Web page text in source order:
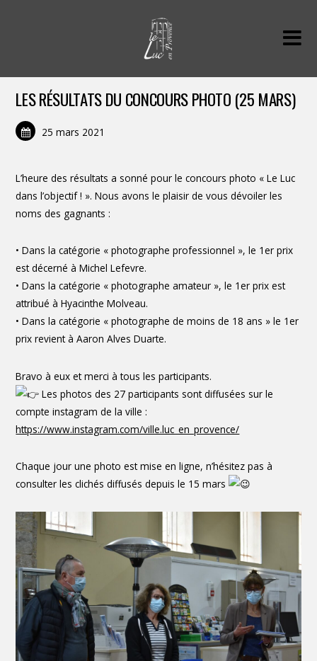
LES RÉSULTATS DU CONCOURS PHOTO (25 MARS)
25 mars 2021
L’heure des résultats a sonné pour le concours photo « Le Luc
dans l’objectif ! ». Nous avons le plaisir de vous dévoiler les
noms des gagnants :
• Dans la catégorie « photographe professionnel », le 1er prix
est décerné à Michel Lefevre.
• Dans la catégorie « photographe amateur », le 1er prix est
attribué à Hyacinthe Molveau.
• Dans la catégorie « photographe de moins de 18 ans » le 1er
prix revient à Aaron Alves Duarte.
Bravo à eux et merci à tous les participants.
Les photos des 27 participants sont diffusées sur le
compte instagram de la ville :
https://www.instagram.com/ville.luc_en_provence/
Chaque jour une photo est mise en ligne, n’hésitez pas à
consulter les clichés diffusés depuis le 15 mars